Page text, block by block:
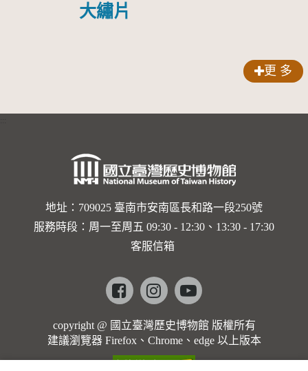
大繡片
更 多
地址：709025 臺南市安南區長和路一段250號
服務時段：周一至周五 09:30 - 12:30、13:30 - 17:30
客服信箱
Facebookinstagramyoutube
copyright @ 國立臺灣歷史博物館 版權所有
建議瀏覽器 Firefox、Chrome、edge 以上版本